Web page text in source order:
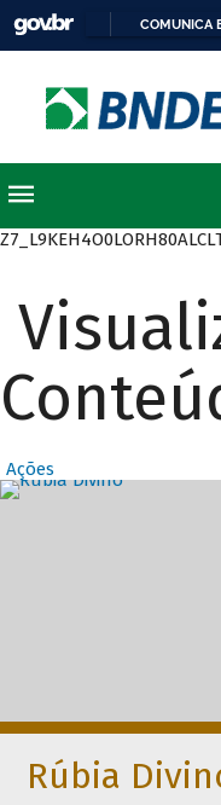
COMUNICA
Ações
Rúbia